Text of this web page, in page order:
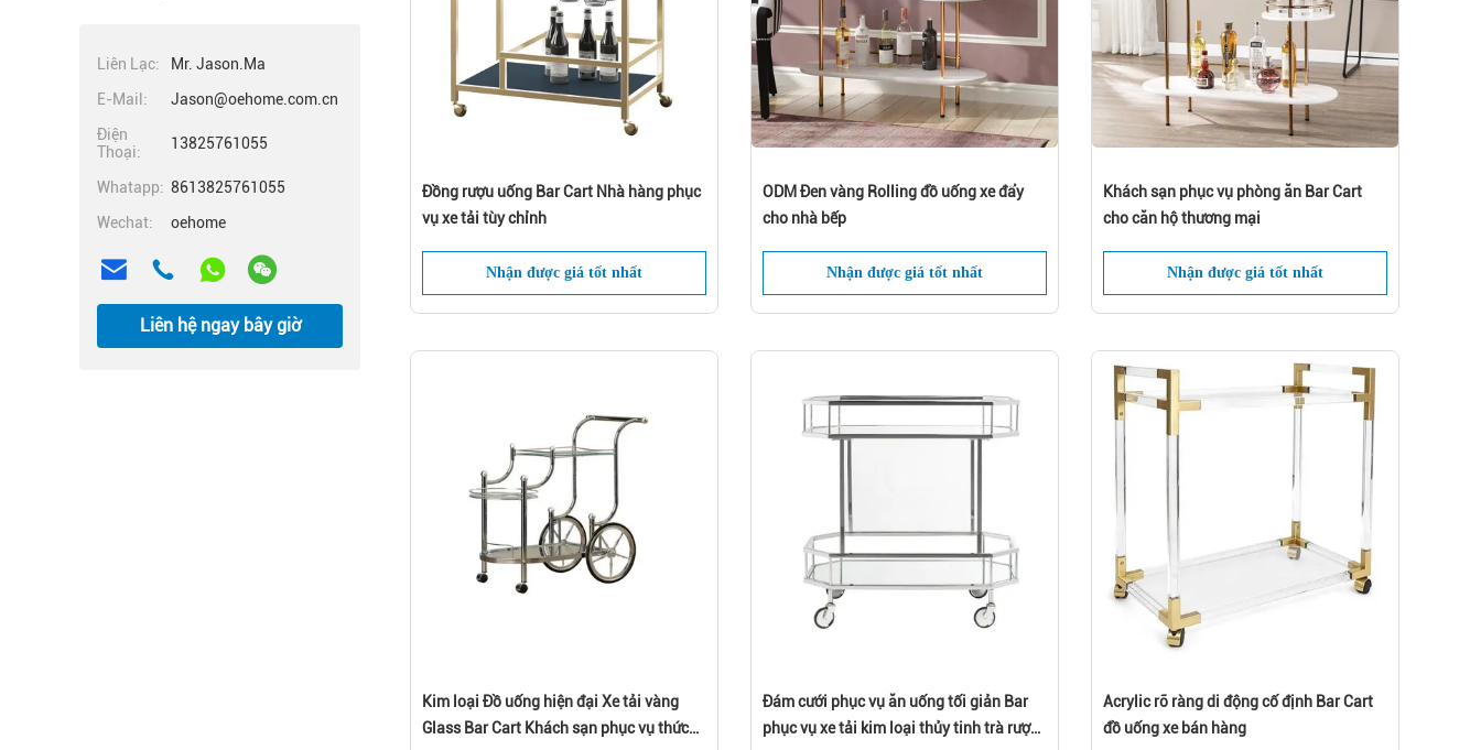
Liên Lạc:
Mr. Jason.Ma
E-Mail:
Jason@oehome.com.cn
Điện
Thoại:
13825761055
Whatapp: 8613825761055
Wechat:
oehome
Liên hệ ngay bây giờ
Đồng rượu uống Bar Cart Nhà hàng phục
vụ xe tải tùy chỉnh
Nhận được giá tốt nhất
ODM Đen vàng Rolling đồ uống xe đẩy
cho nhà bếp
Nhận được giá tốt nhất
Khách sạn phục vụ phòng ăn Bar Cart
cho căn hộ thương mại
Nhận được giá tốt nhất
Kim loại Đồ uống hiện đại Xe tải vàng
Glass Bar Cart Khách sạn phục vụ thức
Đám cưới phục vụ ăn uống tối giản Bar
phục vụ xe tải kim loại thủy tinh trà rượu
Acrylic rõ ràng di động cố định Bar Cart
đồ uống xe bán hàng
Tận hưởng 10% giảm giá đặt hàng đầu tiên khi